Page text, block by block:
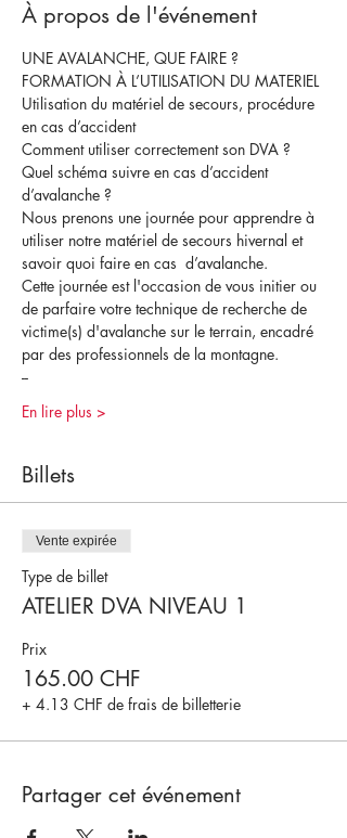
À propos de l'événement
UNE AVALANCHE, QUE FAIRE ?
FORMATION À L’UTILISATION DU MATERIEL
Utilisation du matériel de secours, procédure
en cas d’accident
Comment utiliser correctement son DVA ?
Quel schéma suivre en cas d’accident
d’avalanche ?
Nous prenons une journée pour apprendre à
utiliser notre matériel de secours hivernal et
savoir quoi faire en cas  d’avalanche.
Cette journée est l'occasion de vous initier ou
de parfaire votre technique de recherche de
victime(s) d'avalanche sur le terrain, encadré
par des professionnels de la montagne.
--
En lire plus >
Billets
Vente expirée
Type de billet
ATELIER DVA NIVEAU 1
Prix
165.00 CHF
+ 4.13 CHF de frais de billetterie
Partager cet événement